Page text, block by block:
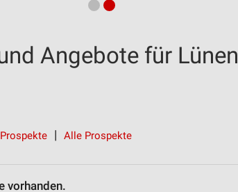
Angebote für Lünen
Alle Prospekte
vorhanden.